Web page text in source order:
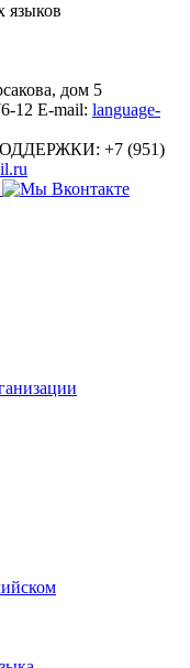
языков
дом 5
12 E-mail: language-
+7 (951)